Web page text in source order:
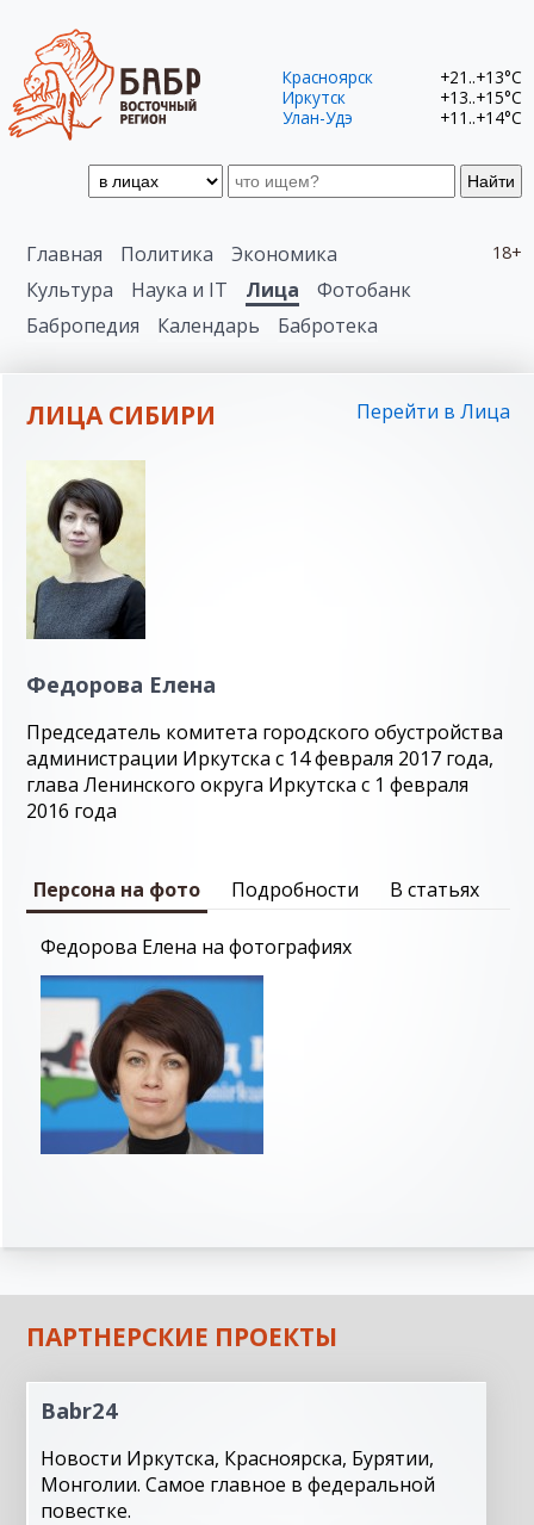
Найти
Красноярск
+21..+13°C
Иркутск
+13..+15°C
Улан-Удэ
+11..+14°C
18+
Главная Политика
Экономика
Культура
Наука и IT Лица
Фотобанк
Бабропедия
Календарь Бабротека
ЛИЦА СИБИРИ Перейти в Лица
Федорова Елена
Председатель комитета городского обустройства
администрации Иркутска с 14 февраля 2017 года,
глава Ленинского округа Иркутска с 1 февраля
2016 года
Персона на фото Подробности В статьях
Федорова Елена на фотографиях
ПАРТНЕРСКИЕ ПРОЕКТЫ
Babr24
Новости Иркутска, Красноярска, Бурятии,
Монголии. Самое главное в федеральной
повестке.